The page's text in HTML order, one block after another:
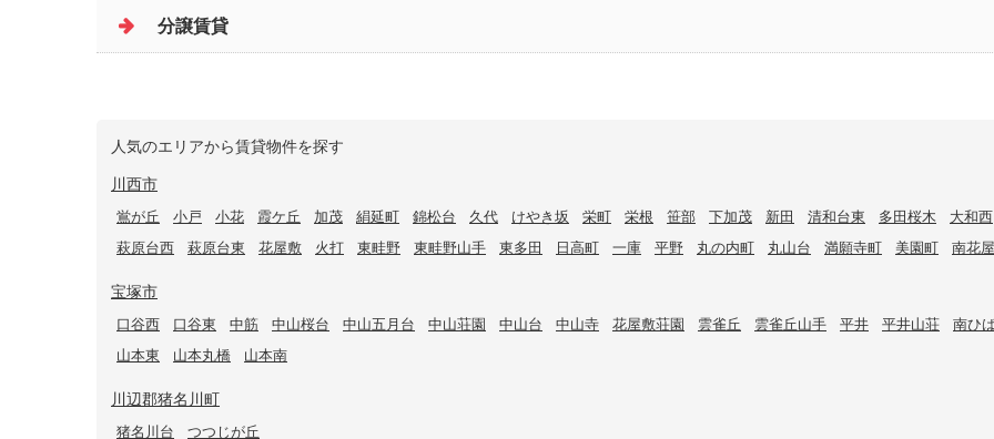
分譲賃貸
人気のエリアから賃貸物件を探す
川西市
鴬が丘 小戸 小花 霞ケ丘 加茂 絹延町 錦松台 久代 けやき坂 栄町 栄根 笹部 下加茂 新田 清和台東 多田桜木 大和西
萩原台西
萩原台東 花屋敷 火打 東畦野 東畦野山手 東多田 日高町 一庫 平野 丸の内町 丸山台 満願寺町 美園町 南花
宝塚市
口谷西 口谷東 中筋 中山桜台 中山五月台 中山荘園 中山台 中山寺 花屋敷荘園 雲雀丘 雲雀丘山手 平井 平井山荘 南ひ
山本東
山本丸橋 山本南
川辺郡猪名川町
猪名川台 つつじが丘